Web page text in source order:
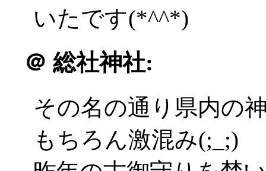
いたです(*^^*)
＠ 総社神社:
その名の通り県内の
もちろん激混み(;_;)